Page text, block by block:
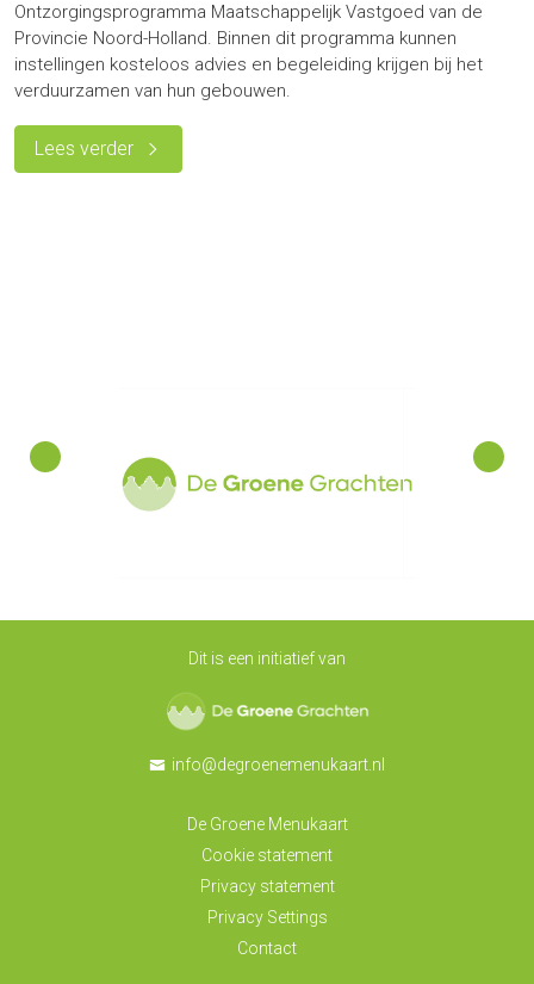
Ontzorgingsprogramma Maatschappelijk Vastgoed van de
Provincie Noord-Holland. Binnen dit programma kunnen
instellingen kosteloos advies en begeleiding krijgen bij het
verduurzamen van hun gebouwen.
Lees verder
Dit is een initiatief van
info@degroenemenukaart.nl
De Groene Menukaart
Cookie statement
Privacy statement
Privacy Settings
Contact